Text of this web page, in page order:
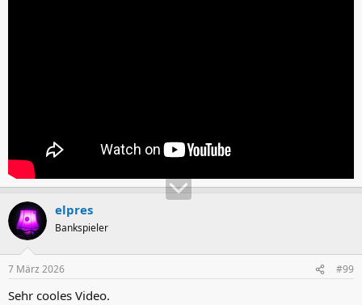
elpres
Bankspieler
7 März 2026 #99
Sehr cooles Video.